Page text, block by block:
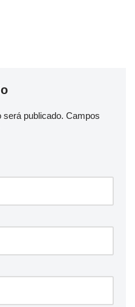
será publicado. Campos